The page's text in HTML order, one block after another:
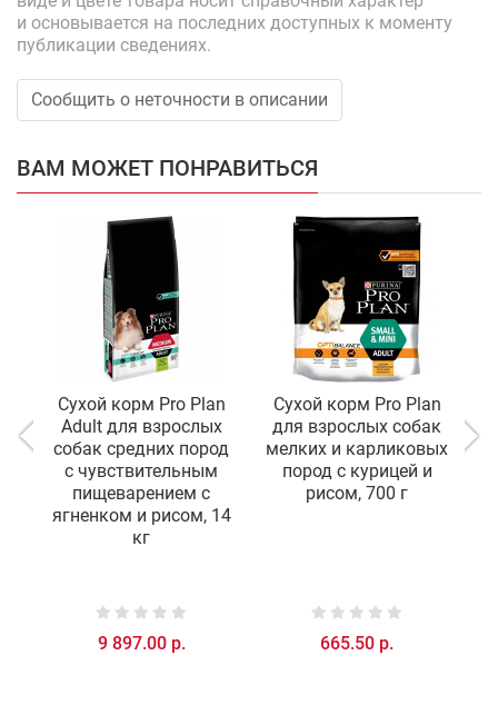
и основывается на последних доступных к моменту
публикации сведениях.
Сообщить о неточности в описании
ВАМ МОЖЕТ ПОНРАВИТЬСЯ
Сухой корм Pro Plan
Adult для взрослых
собак средних пород
с чувствительным
пищеварением c
ягненком и рисом, 14
кг
9 897.00 р.
Сухой корм Pro Plan
для взрослых собак
мелких и карликовых
пород с курицей и
рисом, 700 г
665.50 р.